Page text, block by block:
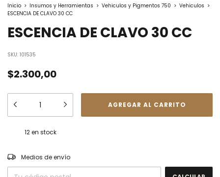
Inicio > Insumos y Herramientas > Vehiculos y Pigmentos 750 > Vehiculos >
ESCENCIA DE CLAVO 30 CC
ESCENCIA DE CLAVO 30 CC
SKU: 101535
$2.300,00
12en stock
Entregas para el CP:
Medios de envío